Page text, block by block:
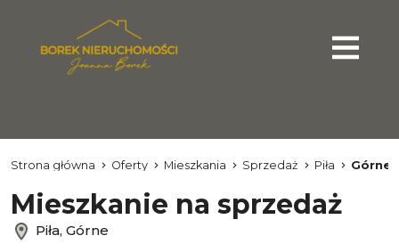
Strona główna Oferty Mieszkania Sprzedaż Piła Górne
Mieszkanie na sprzedaż
Piła, Górne